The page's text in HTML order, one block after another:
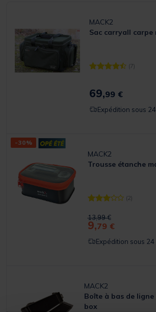
MACK2
Sac carryall carpe
[object Object] out
(7)
69,99 €
Expédition sous
-30%
MACK2
Trousse étanche
[object Object] out
(2)
Price reduced from
13,99 €to
9,79 €
Expédition sous 24
MACK2
Boîte à bas de ligne
box